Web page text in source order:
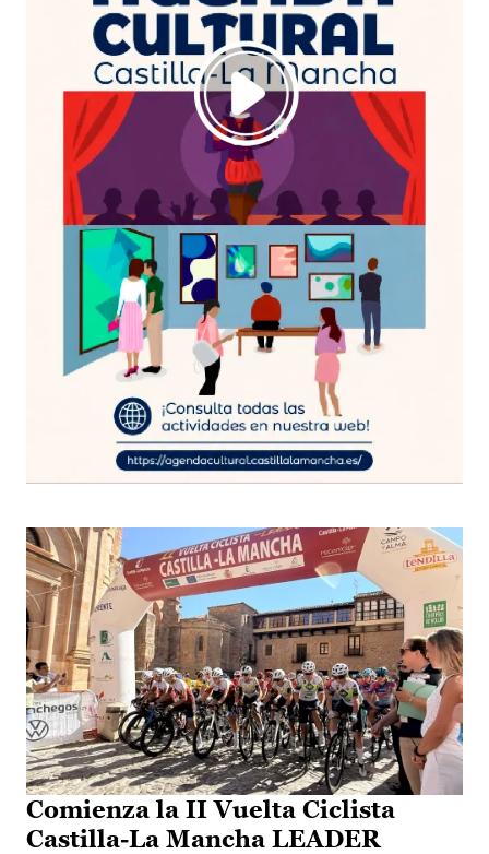
Comienza la II Vuelta Ciclista
Castilla-La Mancha LEADER